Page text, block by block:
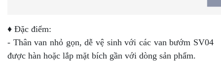
♦ Đặc điểm:
- Thân van nhỏ gọn, dễ vệ sinh với các van bướm SV04
được hàn hoặc lắp mặt bích gần với dòng sản phẩm.